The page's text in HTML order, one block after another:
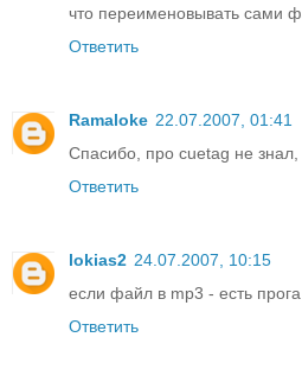
что переименовывать сами
Ответить
Ramaloke 22.07.2007, 01:41
Спасибо, про cuetag не знал,
Ответить
lokias2 24.07.2007, 10:15
если файл в mp3 - есть
Ответить